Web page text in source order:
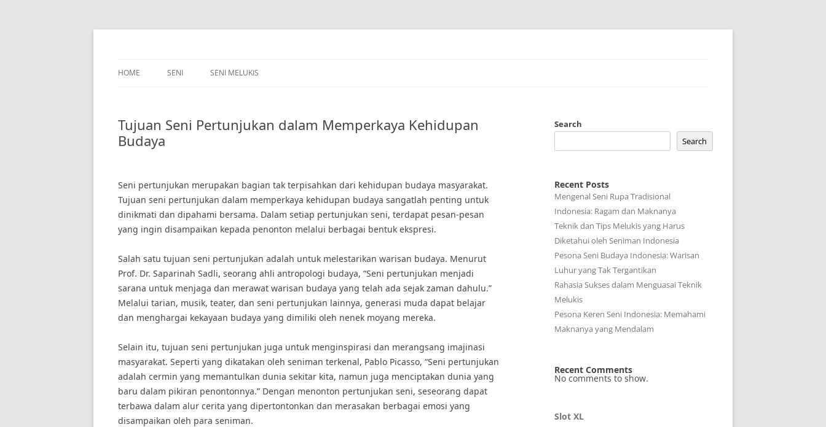
Skip
HOME SENI SENI MELUKIS
Tujuan Seni Pertunjukan dalam Memperkaya Kehidupan
Budaya
Seni pertunjukan merupakan bagian tak terpisahkan dari kehidupan budaya masyarakat.
Tujuan seni pertunjukan dalam memperkaya kehidupan budaya sangatlah penting untuk
dinikmati dan dipahami bersama. Dalam setiap pertunjukan seni, terdapat pesan-pesan
yang ingin disampaikan kepada penonton melalui berbagai bentuk ekspresi.
Salah satu tujuan seni pertunjukan adalah untuk melestarikan warisan budaya. Menurut
Prof. Dr. Saparinah Sadli, seorang ahli antropologi budaya, “Seni pertunjukan menjadi
sarana untuk menjaga dan merawat warisan budaya yang telah ada sejak zaman dahulu.”
Melalui tarian, musik, teater, dan seni pertunjukan lainnya, generasi muda dapat belajar
dan menghargai kekayaan budaya yang dimiliki oleh nenek moyang mereka.
Selain itu, tujuan seni pertunjukan juga untuk menginspirasi dan merangsang imajinasi
masyarakat. Seperti yang dikatakan oleh seniman terkenal, Pablo Picasso, “Seni pertunjukan
adalah cermin yang memantulkan dunia sekitar kita, namun juga menciptakan dunia yang
baru dalam pikiran penontonnya.” Dengan menonton pertunjukan seni, seseorang dapat
terbawa dalam alur cerita yang dipertontonkan dan merasakan berbagai emosi yang
disampaikan oleh para seniman.
Search
Search
Recent Posts
Mengenal Seni Rupa Tradisional
Indonesia: Ragam dan Maknanya
Teknik dan Tips Melukis yang Harus
Diketahui oleh Seniman Indonesia
Pesona Seni Budaya Indonesia: Warisan
Luhur yang Tak Tergantikan
Rahasia Sukses dalam Menguasai Teknik
Melukis
Pesona Keren Seni Indonesia: Memahami
Maknanya yang Mendalam
Recent Comments
No comments to show.
Slot XL